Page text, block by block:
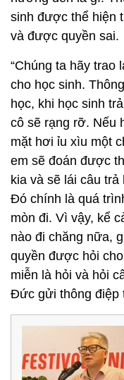
sinh được thể hiện
và được quyền sai.
“Chúng ta hãy trao
cho học sinh.
học, khi học sinh
cô sẽ rạng rỡ. Nếu
mặt hơi ỉu xìu một
em sẽ đoán được
kia và sẽ lái câu trả
Đó chính là quá
mòn đi. Vì vậy, kể
nào đi chăng nữa,
quyền được hỏi
miễn là hỏi và hỏi
Đức gửi thông điệp